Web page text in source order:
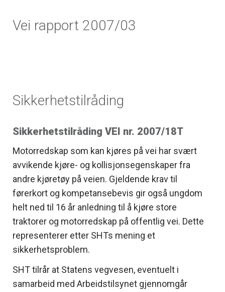
Vei rapport 2007/03
Sikkerhetstilråding
Sikkerhetstilråding VEI nr. 2007/18T
Motorredskap som kan kjøres på vei har svært
avvikende kjøre- og kollisjonsegenskaper fra
andre kjøretøy på veien. Gjeldende krav til
førerkort og kompetansebevis gir også ungdom
helt ned til 16 år anledning til å kjøre store
traktorer og motorredskap på offentlig vei. Dette
representerer etter SHTs mening et
sikkerhetsproblem.
SHT tilrår at Statens vegvesen, eventuelt i
samarbeid med Arbeidstilsynet gjennomgår